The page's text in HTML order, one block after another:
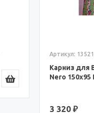
Артикул:
Карниз для
Nero
3 320 ₽